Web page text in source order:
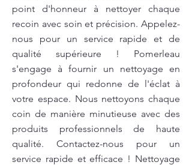
point d'honneur à nettoyer chaque
recoin avec soin et précision. Appelez-
nous pour un service rapide et de
qualité supérieure ! Pomerleau
s'engage à fournir un nettoyage en
profondeur qui redonne de l'éclat à
votre espace. Nous nettoyons chaque
coin de manière minutieuse avec des
produits professionnels de haute
qualité. Contactez-nous pour un
service rapide et efficace ! Nettoyage